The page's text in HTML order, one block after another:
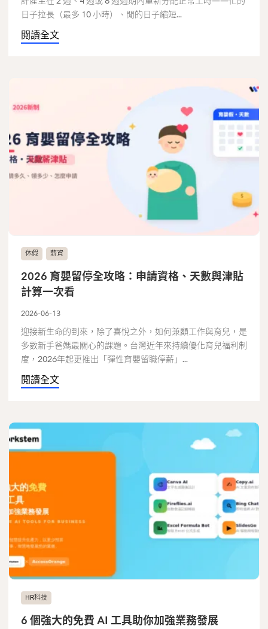
日子拉長（最多 10 小時）、閒的日子縮短...
閱讀全文
休假 薪資
2026 育嬰留停全攻略：申請資格、天數與津貼
計算一次看
2026-06-13
迎接新生命的到來，除了喜悅之外，如何兼顧工作與育兒，是
多數新手爸媽最關心的課題。台灣近年來持續優化育兒福利制
度，2026年起更推出「彈性育嬰留職停薪」...
閱讀全文
HR科技
6 個強大的免費 AI 工具助你加強業務發展